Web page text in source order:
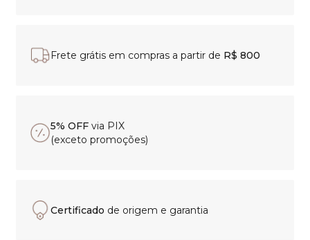
Frete grátis em compras a partir de R$ 800
5% OFF via PIX
(exceto promoções)
Certificado de origem e garantia